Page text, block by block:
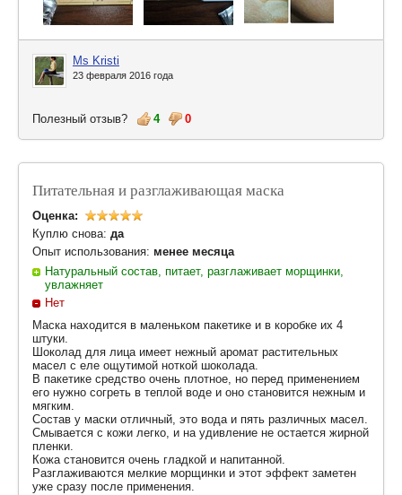
Ms Kristi
23 февраля 2016 года
Полезный отзыв? 4 0
Питательная и разглаживающая маска
Оценка:
Куплю снова: да
Опыт использования: менее месяца
Натуральный состав, питает, разглаживает морщинки,
увлажняет
Нет
Маска находится в маленьком пакетике и в коробке их 4
штуки.
Шоколад для лица имеет нежный аромат растительных
масел с еле ощутимой ноткой шоколада.
В пакетике средство очень плотное, но перед применением
его нужно согреть в теплой воде и оно становится нежным и
мягким.
Состав у маски отличный, это вода и пять различных масел.
Смывается с кожи легко, и на удивление не остается жирной
пленки.
Кожа становится очень гладкой и напитанной.
Разглаживаются мелкие морщинки и этот эффект заметен
уже сразу после применения.